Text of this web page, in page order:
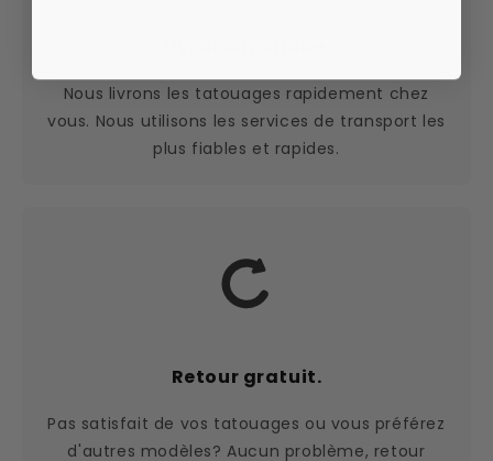
Nous livrons les tatouages rapidement chez
vous. Nous utilisons les services de transport les
plus fiables et rapides.
Retour gratuit.
Pas satisfait de vos tatouages ou vous préférez
d'autres modèles? Aucun problème, retour